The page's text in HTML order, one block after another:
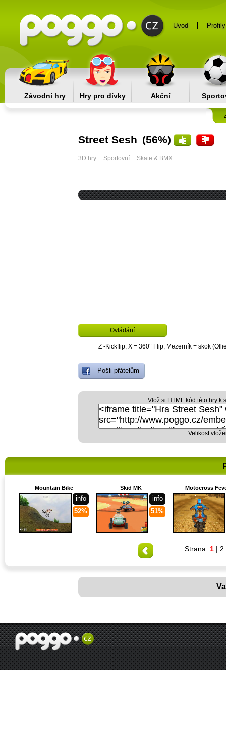
Uvod Profily
Závodní hry Hry pro dívky Akční
Street Sesh (56%)
3D hry Sportovní Skate & BMX
Ovládání
Z -Kickflip, X = 360° Flip, Mezerník = skok
Pošli přátelům
Vlož si HTML kód této hry k
Velikost
Mountain Bike
info
52%
Skid MK
info
51%
Motocross
Strana: 1| 2